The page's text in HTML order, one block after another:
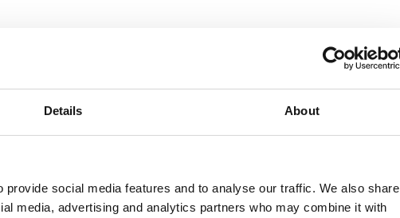
Details About
social media features and to analyse our traffic. We also share
media, advertising and analytics partners who may combine it with
innovadores en solucions AV i Integrated Experience S
InfoComm Asia a Bangkok durant els propers 24 i 25
sala d’exposició virtual.